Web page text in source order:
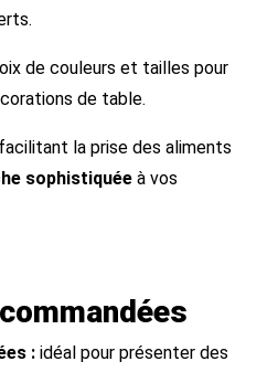
de couleurs et tailles pour
de table.
la prise des aliments
sophistiquée à vos
: idéal pour présenter des